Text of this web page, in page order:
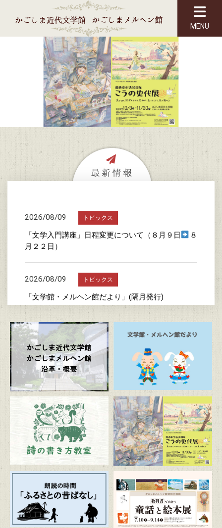
MENU
2026/08/09 トピックス
「文学入門講座」日程変更について（８月９日
８
月２２日）
2026/08/09 トピックス
「文学館・メルヘン館だより」(隔月発行)
2026/08/08 トピックス
メルヘン館の混雑状況（団体予約状況）について
2026/07/24 トピックス
詩の書き方教室
2026/07/23 トピックス
かごしま近代文学館特別企画展 「漫画家生活30周
年 こうの史代展 鳥がとび、ウサギもはねて、花
ゆれて、走ってこけて、長い道のり～かごしまスペ
シャルエディション～」
2026/07/20 トピックス